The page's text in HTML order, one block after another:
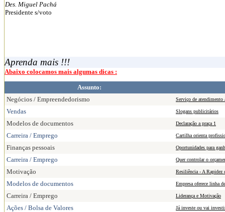
Des. Miguel Pachá
Presidente s/voto
Aprenda mais !!!
Abaixo colocamos mais algumas dicas :
Assunto:
Negócios / Empreendedorismo
Serviço de atendimento
Vendas Slogans publicitários
Modelos de documentos Declaração a praça 1
Carreira / Emprego Cartilha orienta
Finanças pessoais Oportunidades para
Carreira / Emprego Quer controlar o
Motivação Resiliência - A Rapidez
Modelos de documentos Empresa oferece linha
Carreira / Emprego Liderança e Motivação
Ações / Bolsa de Valores Já investe ou vai